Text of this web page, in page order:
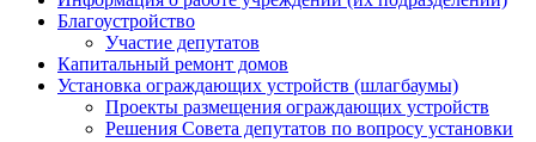
Благоустройство
Участие депутатов
Капитальный ремонт домов
Установка ограждающих устройств (шлагбаумы)
Проекты размещения ограждающих устройств
Решения Совета депутатов по вопросу установки